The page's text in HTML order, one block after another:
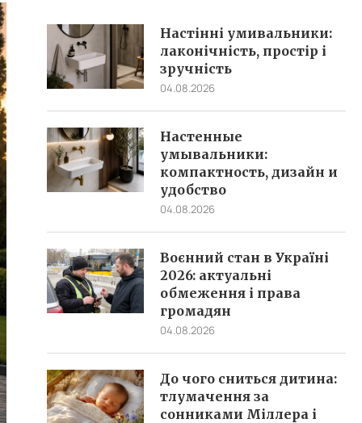
Настінні умивальники:
лаконічність, простір і
зручність
04.08.2026
Настенные
умывальники:
компактность, дизайн и
удобство
04.08.2026
Воєнний стан в Україні
2026: актуальні
обмеження і права
громадян
04.08.2026
До чого сниться дитина:
тлумачення за
сонниками Міллера і